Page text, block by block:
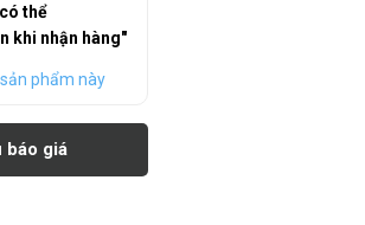
thể
khi nhận hàng"
phẩm này
báo giá